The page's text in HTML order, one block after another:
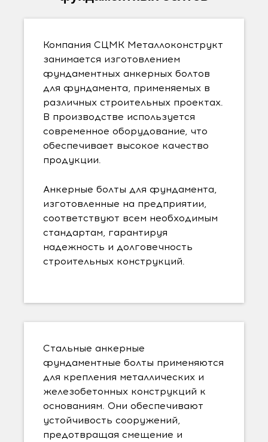
Компания СЦМК Металлоконструкт
занимается изготовлением
фундаментных анкерных болтов
для фундамента, применяемых в
различных строительных проектах.
В производстве используется
современное оборудование, что
обеспечивает высокое качество
продукции.
Анкерные болты для фундамента,
изготовленные на предприятии,
соответствуют всем необходимым
стандартам, гарантируя
надежность и долговечность
строительных конструкций.
Стальные анкерные
фундаментные болты применяются
для крепления металлических и
железобетонных конструкций к
основаниям. Они обеспечивают
устойчивость сооружений,
предотвращая смещение и